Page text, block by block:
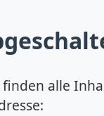
finden alle